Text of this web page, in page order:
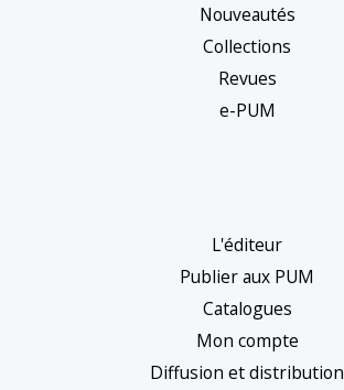
Nouveautés
Collections
Revues
e-PUM
L'éditeur
Publier aux PUM
Catalogues
Mon compte
Diffusion et distribution